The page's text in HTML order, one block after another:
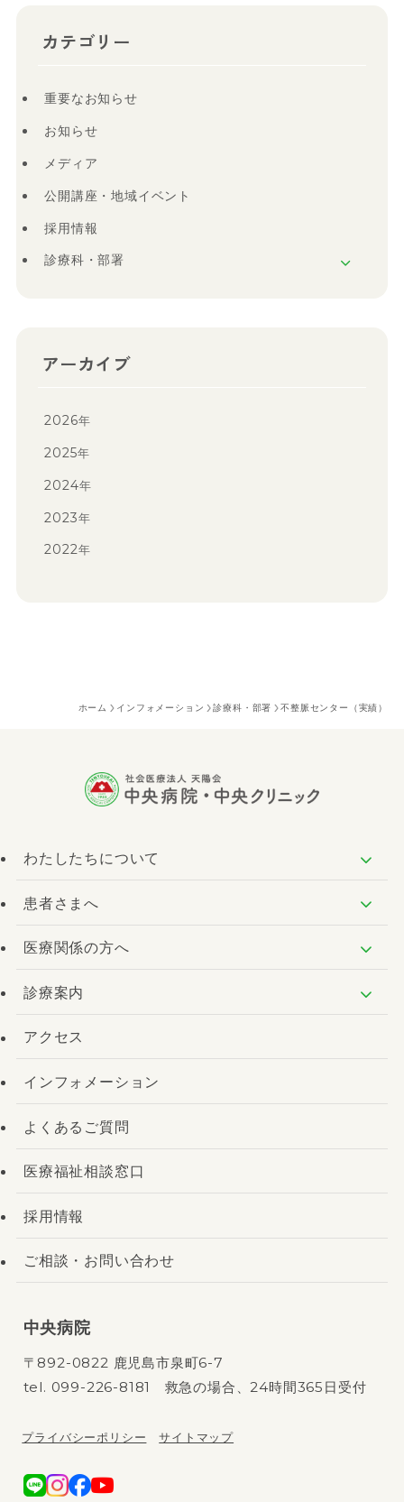
カテゴリー
重要なお知らせ
お知らせ
メディア
公開講座・地域イベント
採用情報
診療科・部署
アーカイブ
2026年
2025年
2024年
2023年
2022年
ホーム インフォメーション 診療科・部署 不整脈センター（実績）
わたしたちについて
患者さまへ
医療関係の方へ
診療案内
アクセス
インフォメーション
よくあるご質問
医療福祉相談窓口
採用情報
ご相談・お問い合わせ
中央病院
〒892-0822 鹿児島市泉町6-7
tel. 099-226-8181 救急の場合、24時間365日受付
プライバシーポリシー サイトマップ